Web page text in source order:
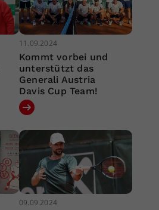
11.09.2024
Kommt vorbei und
unterstützt das
Generali Austria
Davis Cup Team!
09.09.2024